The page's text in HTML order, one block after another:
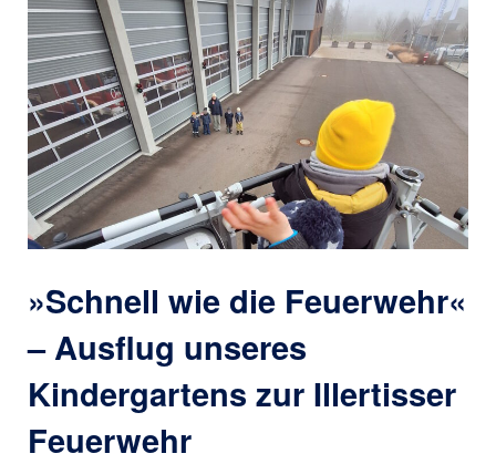
»Schnell wie die Feuerwehr«
– Ausflug unseres
Kindergartens zur Illertisser
Feuerwehr